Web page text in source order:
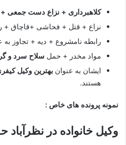
کلاهبرداری + نزاع دست جمعی +
نزاع + قتل + فحاشی +قاچاق +
رابطه نامشروع + دیه + تجاوز
مواد مخدر + حمل سلاح سرد و
ایشان به عنوان بهترین وکیل
هستند.
نمونه پرونده های خاص :
وکیل خانواده در نظرآباد